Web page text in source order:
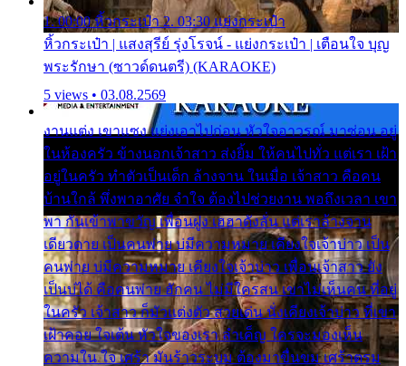
1. 00:00 หิ้วกระเป๋า 2. 03:30 แย่งกระเป๋า
หิ้วกระเป๋า | แสงสุรีย์ รุ่งโรจน์ - แย่งกระเป๋า | เตือนใจ บุญ
พระรักษา (ซาวด์ดนตรี) (KARAOKE)
5 views • 03.08.2569
งานแต่ง เขาแซง แย่งเอาไปก่อน หัวใจอาวรณ์ มาซ่อน อยู่
ในห้องครัว ข้างนอกเจ้าสาว ส่งยิ้ม ให้คนไปทั่ว แต่เรา เฝ้า
อยู่ในครัว ทำตัวเป็นเด็ก ล้างจาน ในเมื่อ เจ้าสาว คือคน
บ้านใกล้ พึ่งพาอาศัย จำใจ ต้องไปช่วยงาน พอถึงเวลา เขา
พา กันเข้าพาขวัญ เพื่อนฝูง เฮฮาดังลั่น แต่เราล้างจาน
เดียวดาย เป็นคนพ่าย บ่มีความหมาย เคียงใจเจ้าบ่าว เป็น
คนพ่าย บ่มีความหมาย เคียงใจเจ้าบ่าว เพื่อนเจ้าสาว ยัง
เป็นบ่ได้ คือคนพ่าย ฮักคน ไม่มีใครสน เขาไม่เห็นคน ที่อยู่
ในครัว เจ้าสาว ก็มัวแต่งตัว สวยเด่น นั่งเคียงเจ้าบ่าว ที่เขา
เฝ้าคอย ใจเต้น หัวใจของเรา ลำเค็ญ ใครจะมองเห็น
ความใน ใจ เศร้า มันร้าวระบม ต้องมาขื่นขม เศร้าตรม